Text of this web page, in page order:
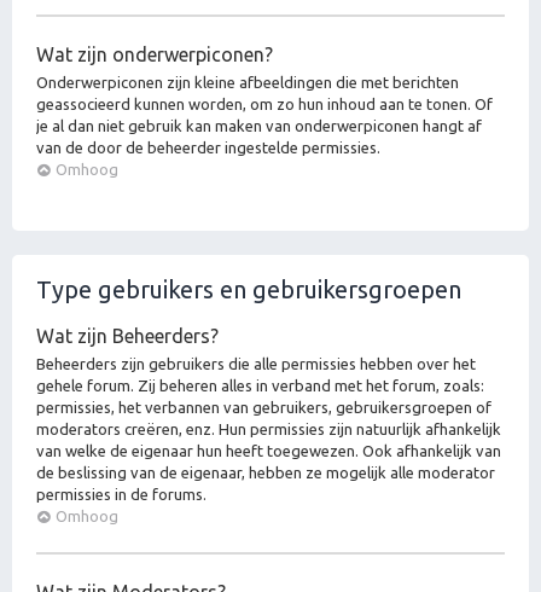
Wat zijn onderwerpiconen?
Onderwerpiconen zijn kleine afbeeldingen die met berichten
geassocieerd kunnen worden, om zo hun inhoud aan te tonen. Of
je al dan niet gebruik kan maken van onderwerpiconen hangt af
van de door de beheerder ingestelde permissies.
Omhoog
Type gebruikers en gebruikersgroepen
Wat zijn Beheerders?
Beheerders zijn gebruikers die alle permissies hebben over het
gehele forum. Zij beheren alles in verband met het forum, zoals:
permissies, het verbannen van gebruikers, gebruikersgroepen of
moderators creëren, enz. Hun permissies zijn natuurlijk afhankelijk
van welke de eigenaar hun heeft toegewezen. Ook afhankelijk van
de beslissing van de eigenaar, hebben ze mogelijk alle moderator
permissies in de forums.
Omhoog